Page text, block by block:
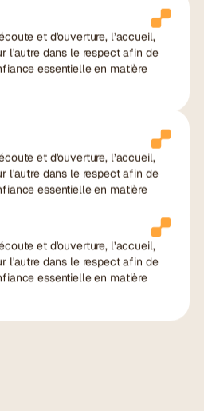
et d'ouverture, l’accueil,
l'autre dans le respect afin de
essentielle en matière
et d'ouverture, l’accueil,
l'autre dans le respect afin de
essentielle en matière
et d'ouverture, l’accueil,
l'autre dans le respect afin de
essentielle en matière